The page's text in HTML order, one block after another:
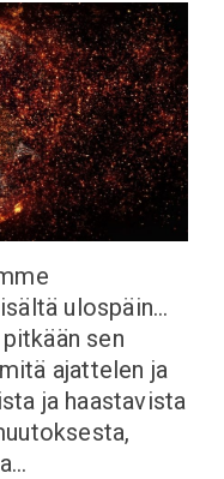
ulospäin…
sen
ajattelen ja
ja haastavista